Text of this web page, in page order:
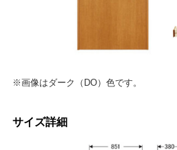
※画像はダーク（DO）色です。
サイズ詳細